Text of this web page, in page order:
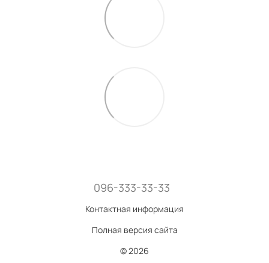
096-333-33-33
Контактная информация
Полная версия сайта
© 2026